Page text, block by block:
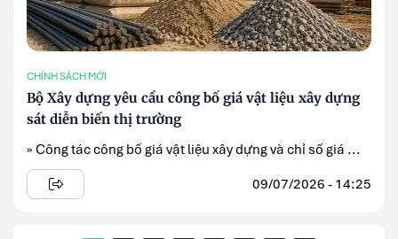
CHÍNH SÁCH MỚI
Bộ Xây dựng yêu cầu công bố giá vật liệu xây dựng
sát diễn biến thị trường
» Công tác công bố giá vật liệu xây dựng và chỉ số giá ...
09/07/2026 - 14:25